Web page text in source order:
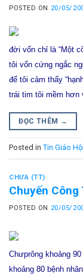
POSTED ON 20/05/
đời vốn chỉ là “Một
tôi vốn cứng ngắc
để tôi cảm thấy “
trái tim tôi mềm hơn
ĐỌC THÊM →
Posted in Tin Giáo
CHƯA (TT)
Chuyến
POSTED ON 20/05/
Chưprông khoảng
khoảng 80 bệnh